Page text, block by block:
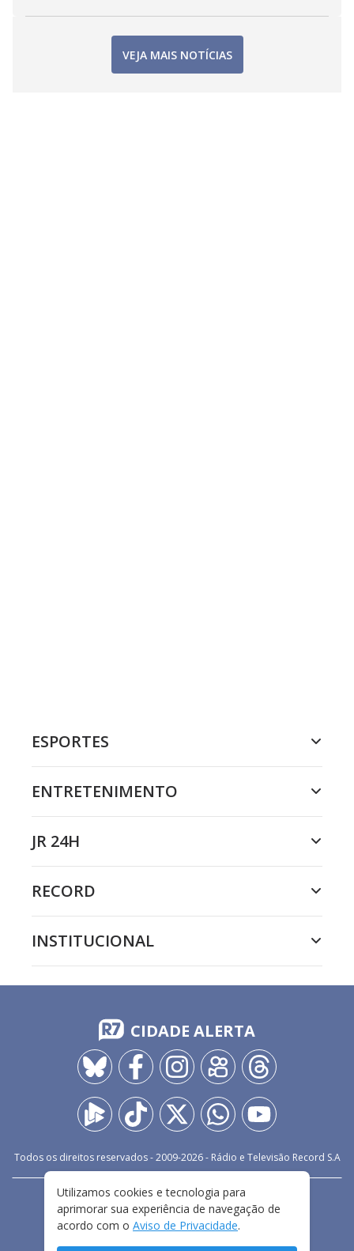
VEJA MAIS NOTÍCIAS
ESPORTES
ENTRETENIMENTO
JR 24H
RECORD
INSTITUCIONAL
CIDADE ALERTA
Todos os direitos reservados - 2009-2026- Rádio e Televisão Record S.A
FALE CONOSCO
PRIVACIDADE
TERMOS E CONDIÇÕES DE USO
Utilizamos cookies e tecnologia para
aprimorar sua experiência de navegação de
acordo com o Aviso de Privacidade.